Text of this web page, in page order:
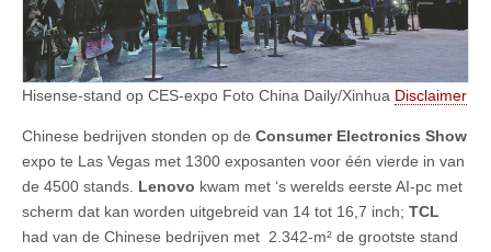
Hisense-stand op CES-expo Foto China Daily/Xinhua Disclaimer
Chinese bedrijven stonden op de Consumer Electronics Show
expo te Las Vegas met 1300 exposanten voor één vierde in van
de 4500 stands. Lenovo kwam met ‘s werelds eerste AI-pc met
scherm dat kan worden uitgebreid van 14 tot 16,7 inch; TCL
had van de Chinese bedrijven met 2.342-m² de grootste stand